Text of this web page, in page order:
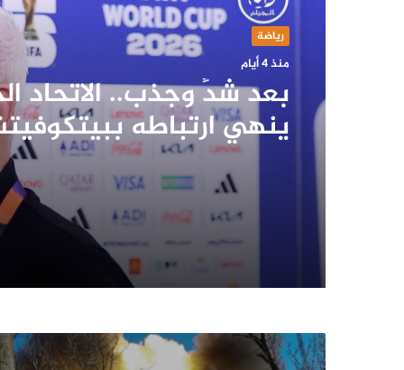
رياضة
منذ 4 أيام
بعد شدٍّ وجذب.. الاتحاد
ينهي ارتباطه
بالتراضي